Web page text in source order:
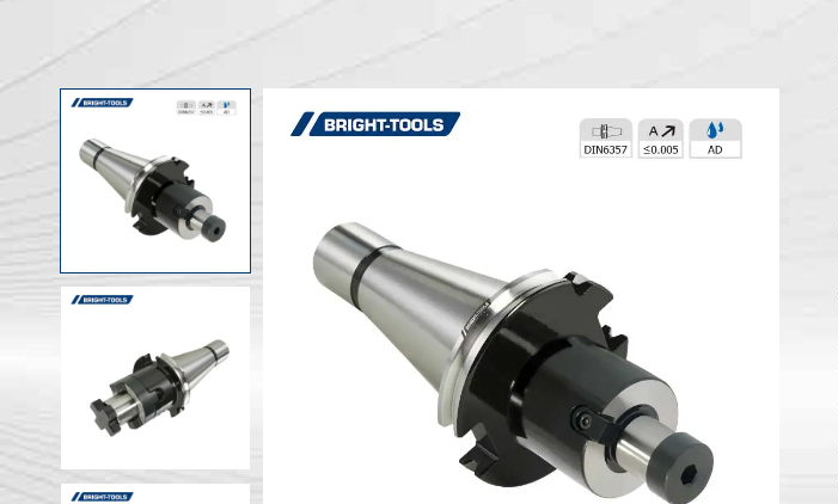
Strumenti statici e azionati
Strumenti di alesatura
Anti vibrazione
Accessori portautensili
Macchina
Testa ad angolo
Mandrino idraulico
Portautensili JIS B 6339-BBT
Portautensili DIN 69871-ISO
Portautensili ANSI B5.50 SCAT/CAT
DIN 69893 (ISO 12164) HSK-A portautensili
DIN 69893 (ISO 12164) HSK-E portautensili
DIN 69893 (ISO 12164) HSK-F portautensili
DIN69893 (ISO12164-1)-HSK-T portautensili